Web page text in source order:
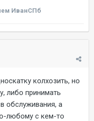
ИванСПб
колхозить, но
либо принимать
обслуживания, а
любому с кем-то